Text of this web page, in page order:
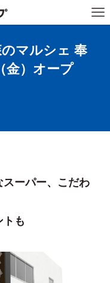
のマルシェ 奉
金）オープ
ーパー、こだわ
トも